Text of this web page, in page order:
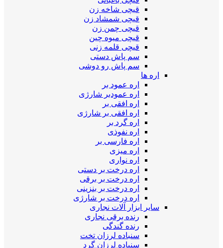
قیچی شاخه زن
قیچی شمشاد زن
قیچی چمن زن
قیچی میوه چین
قیچی قلمه زنی
سم پاش دستی
سم پاش رو دوشی
اره ها
اره عمود بر
اره عمودبر شارژی
اره افقی بر
اره افقی بر شارژی
اره گرد بر
اره نفوذی
اره فارسی بر
اره میزی
اره نواری
اره درخت بر دستی
اره درخت بر برقی
اره درخت بر بنزینی
اره درخت بر شارژی
سایر ابزار آلات نجاری
رنده برقی نجاری
رنده گندگی
سنباده لرزان تخت
سنباده لرزان گرد